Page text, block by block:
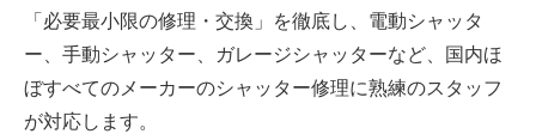
「必要最小限の修理・交換」を徹底し、電動シャッタ
ー、手動シャッター、ガレージシャッターなど、国内ほ
ぼすべてのメーカーのシャッター修理に熟練のスタッフ
が対応します。